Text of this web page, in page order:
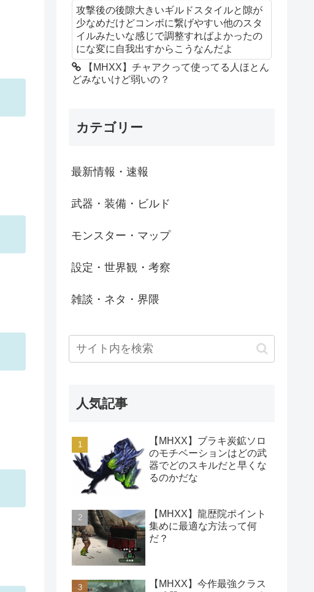
攻撃後の後隙大きいギルドスタイルと隙が
少なめだけどコンボに繋げやすい他のスタ
イルみたいな感じで調整すればよかったの
にな変に自我出すからこうなんだよ
【MHXX】チャアクって使ってる人ほとん
どみないけど弱いの？
カテゴリー
最新情報・速報
武器・装備・ビルド
モンスター・マップ
設定・世界観・考察
雑談・ネタ・界隈
人気記事
【MHXX】ブラキ炭鉱ソロ
のモチベーションはどの武
器でどのスキルだと早くな
るのかだな
【MHXX】龍歴院ポイント
集めに最適な方法って何
だ？
【MHXX】今作最強クラス